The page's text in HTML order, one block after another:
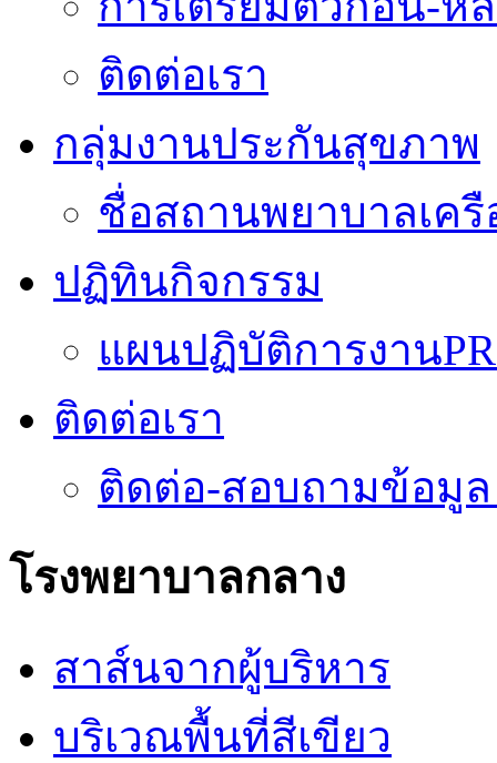
ติดต่อเรา
กลุ่มงานประกันสุขภาพ
ชื่อสถานพยาบาลเค
ปฏิทินกิจกรรม
แผนปฏิบัติการงาน
ติดต่อเรา
ติดต่อ-สอบถามข้อมูล
โรงพยาบาลกลาง
สาส์นจากผู้บริหาร
บริเวณพื้นที่สีเขียว